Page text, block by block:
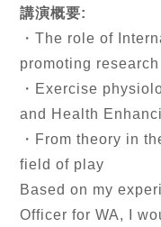
講演概要:
・The role of
promoting
・Exercise
and Health
・From theory in
field of play
Based on my
Officer for WA, I